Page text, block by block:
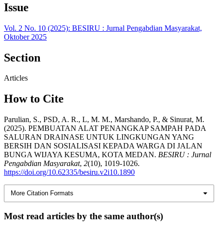
Issue
Vol. 2 No. 10 (2025): BESIRU : Jurnal Pengabdian Masyarakat,
Oktober 2025
Section
Articles
How to Cite
Parulian, S., PSD, A. R., L, M. M., Marshando, P., & Sinurat, M.
(2025). PEMBUATAN ALAT PENANGKAP SAMPAH PADA
SALURAN DRAINASE UNTUK LINGKUNGAN YANG
BERSIH DAN SOSIALISASI KEPADA WARGA DI JALAN
BUNGA WIJAYA KESUMA, KOTA MEDAN. BESIRU : Jurnal
Pengabdian Masyarakat, 2(10), 1019-1026.
https://doi.org/10.62335/besiru.v2i10.1890
More Citation Formats
Most read articles by the same author(s)